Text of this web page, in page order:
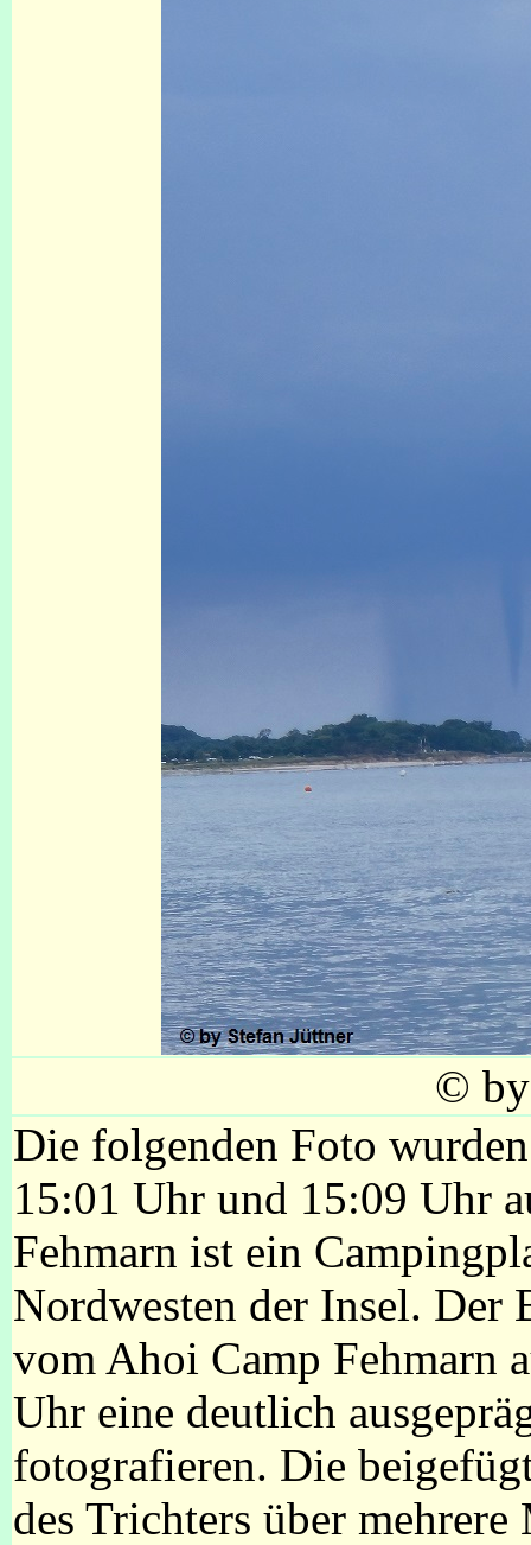
© by
Die folgenden Foto
15:01 Uhr und 15:09 Uhr
Fehmarn ist ein
Nordwesten der Insel.
vom Ahoi Camp Fehmarn
Uhr eine deutlich
fotografieren. Die
des Trichters über